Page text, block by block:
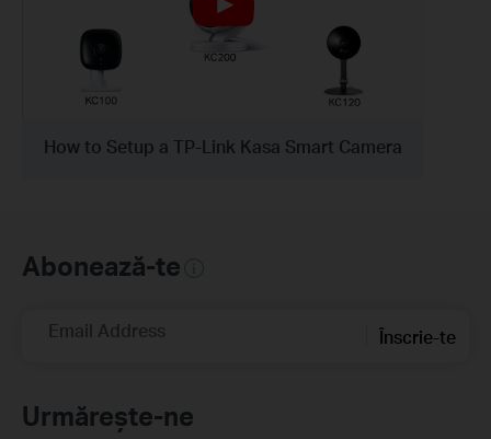
How to Setup a TP-Link Kasa Smart Camera
Abonează-te
Email Address Înscrie-te
Urmărește-ne